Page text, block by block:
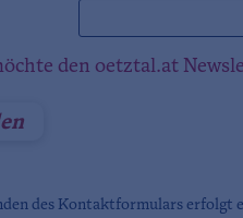
den oetztal.at
des Kontaktformulars erfolgt